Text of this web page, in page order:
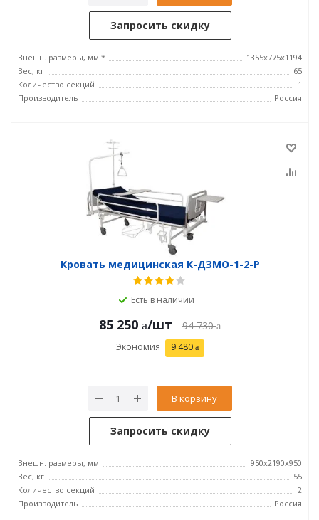
Запросить скидку
Внешн. размеры, мм *
1355х775х1194
Вес, кг
65
Количество секций
1
Производитель
Россия
Кровать медицинская К-ДЗМО-1-2-Р
Есть в наличии
85 250 /шт 94 730
Экономия 9 480
В корзину
Запросить скидку
Внешн. размеры, мм
950x2190x950
Вес, кг
55
Количество секций
2
Производитель
Россия